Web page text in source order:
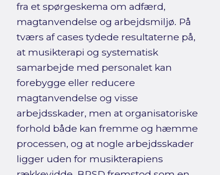
fra et spørgeskema om adfærd,
magtanvendelse og arbejdsmiljø. På
tværs af cases tydede resultaterne på,
at musikterapi og systematisk
samarbejde med personalet kan
forebygge eller reducere
magtanvendelse og visse
arbejdsskader, men at organisatoriske
forhold både kan fremme og hæmme
processen, og at nogle arbejdsskader
ligger uden for musikterapiens